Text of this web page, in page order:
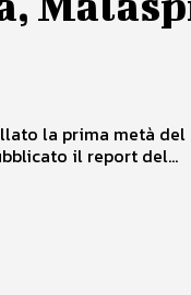
la prima metà del
il report del...